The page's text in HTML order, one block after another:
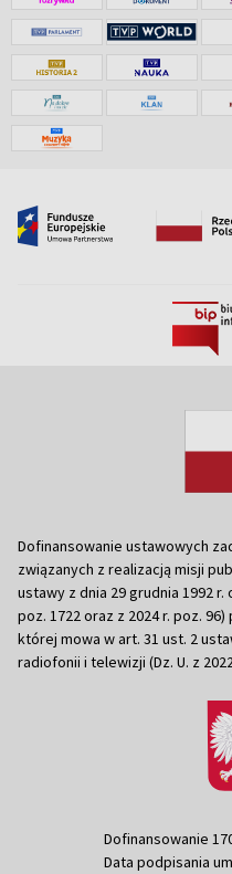
Dofinansowanie ustawowych
związanych z realizacją misji
ustawy z dnia 29 grudnia 1992 r.
poz. 1722 oraz z 2024 r. poz.
której mowa w art. 31 ust. 2
radiofonii i telewizji (Dz. U. z
Dofinansowanie
Data podpisania